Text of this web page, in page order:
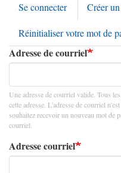
Onglets
principaux
Se connecter Créer
Réinitialiser votre mot de
Adresse de courriel
Une adresse de courriel valide. Tous
cette adresse. L'adresse de courriel
souhaitez recevoir un nouveau mot de
courriel.
Adresse courriel